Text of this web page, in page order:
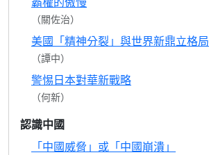
（關佐治）
美國「精神分裂」與世界新鼎立格局
（譚中）
警惕日本對華新戰略
（何新）
認識中國
「中國威脅」或「中國崩潰」